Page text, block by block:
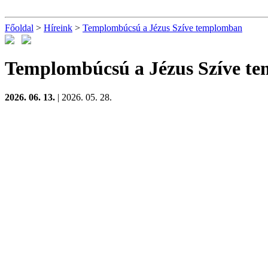
Főoldal > Híreink > Templombúcsú a Jézus Szíve templomban
Templombúcsú a Jézus Szíve
2026. 06. 13. | 2026. 05. 28.